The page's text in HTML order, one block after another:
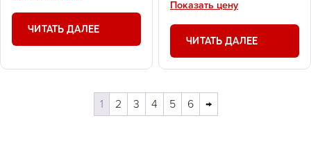
ЧИТАТЬ ДАЛЕЕ
Показать цену
ЧИТАТЬ ДАЛЕЕ
1 2 3 4 5 6 →